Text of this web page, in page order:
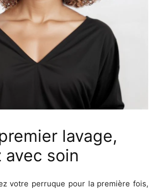
lavage,
avec soin
votre perruque pour la première fois,